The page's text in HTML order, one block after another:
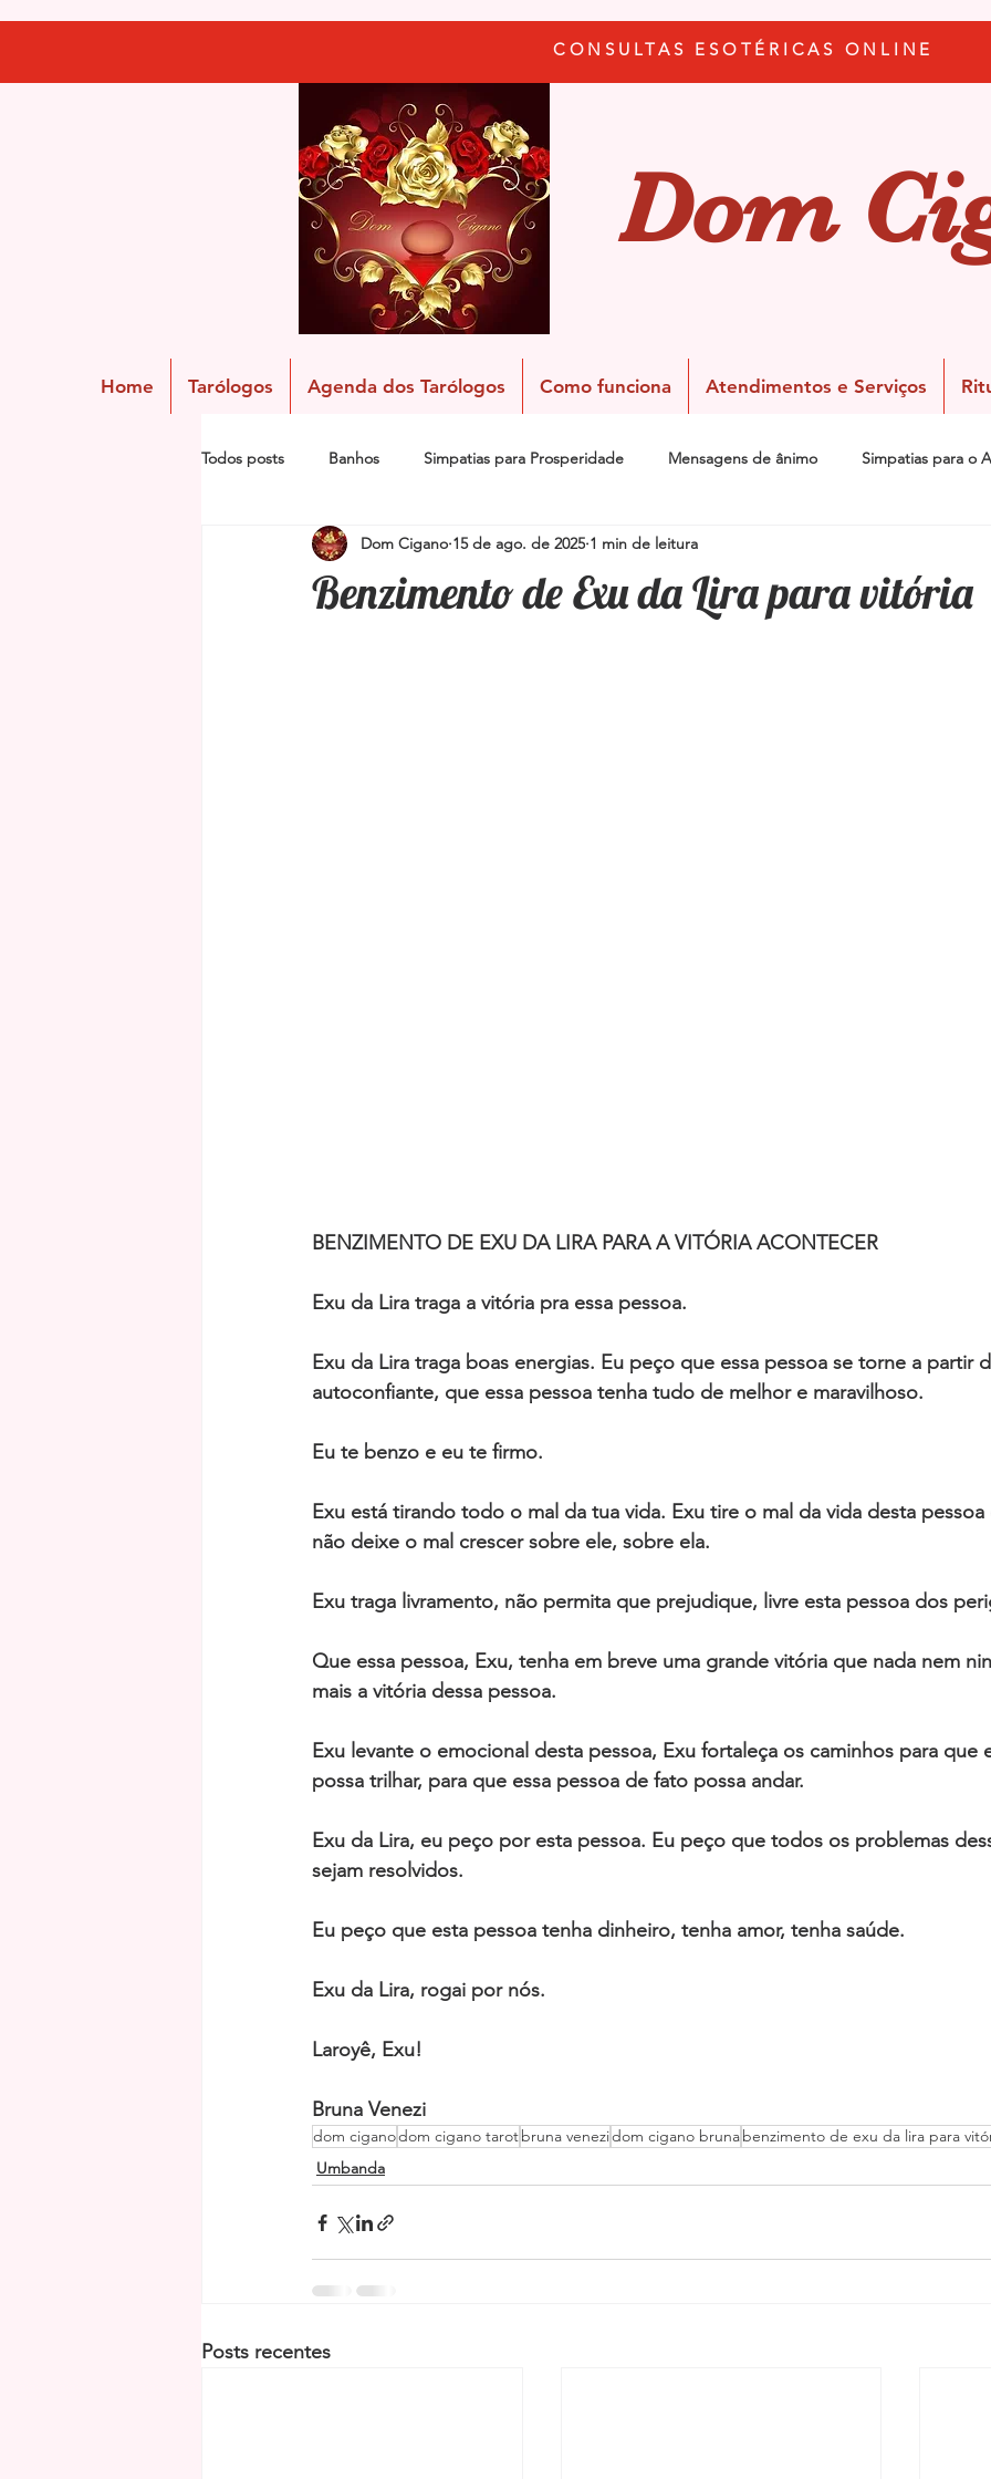
CONSULTAS ESOTÉRICAS ONLINE
Dom
Home Tarólogos Agenda dos Tarólogos Como funciona Atendimentos e Serviços
Todos posts Banhos Simpatias para Prosperidade Mensagens de ânimo Simpatias para o
Simpatias para proteção e limpeza Simpatias para a família
Benzimento de Exu da Lira para vitória
Dom Cigano 15 de ago. de 2025 1 min de leitura
BENZIMENTO DE EXU DA LIRA PARA A VITÓRIA ACONTECER
Exu da Lira traga a vitória pra essa pessoa.
Exu da Lira traga boas energias. Eu peço que essa pessoa se torne a partir
autoconfiante, que essa pessoa tenha tudo de melhor e maravilhoso.
Eu te benzo e eu te firmo.
Exu está tirando todo o mal da tua vida. Exu tire o mal da vida desta pessoa
não deixe o mal crescer sobre ele, sobre ela.
Exu traga livramento, não permita que prejudique, livre esta pessoa dos
Que essa pessoa, Exu, tenha em breve uma grande vitória que nada nem
mais a vitória dessa pessoa.
Exu levante o emocional desta pessoa, Exu fortaleça os caminhos para que
possa trilhar, para que essa pessoa de fato possa andar.
Exu da Lira, eu peço por esta pessoa. Eu peço que todos os problemas
sejam resolvidos.
Eu peço que esta pessoa tenha dinheiro, tenha amor, tenha saúde.
Exu da Lira, rogai por nós.
Laroyê, Exu!
Bruna Venezi
dom ciganodom cigano tarotbruna venezidom cigano brunabenzimento de exu da lira para
Umbanda
Posts recentes